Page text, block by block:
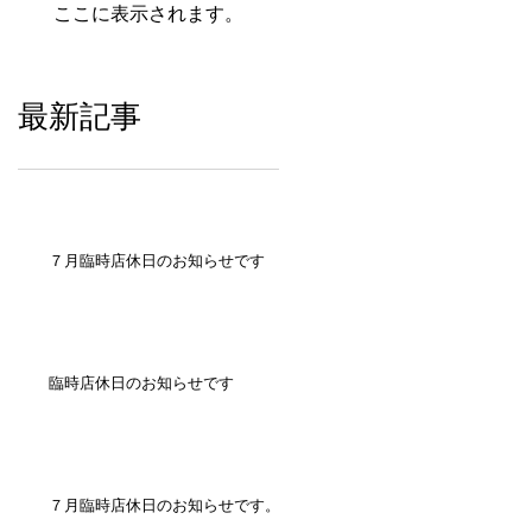
ここに表示されます。
最新記事
７月臨時店休日のお知らせです
臨時店休日のお知らせです
７月臨時店休日のお知らせです。